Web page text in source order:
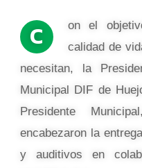
C
on el
calidad de
necesitan, la
Municipal DIF de
Presidente
encabezaron la
y auditivos en